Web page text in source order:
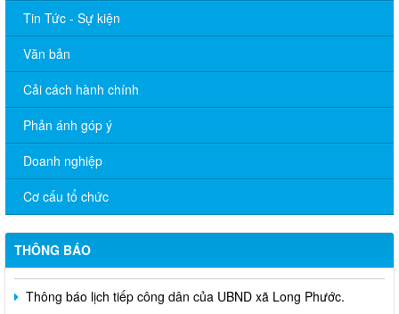
Tin Tức - Sự kiện
Văn bản
Cải cách hành chính
Phản ánh góp ý
Doanh nghiệp
Cơ cấu tổ chức
THÔNG BÁO
CHUYÊN MỤC TUYỂN DỤNG
Công bố Quyết định về việc xếp hạng di tích lịch sử Đình Tập
Phước - Phước Hòa xã Long Phước, tỉnh Đồng Nai.
thông báo tạm ngưng cung cấp điện trạm biến áp 320kVA Long
Phước 5ngày 27/01/2026
Thông báo lịch tiếp công dân của UBND xã Long Phước.